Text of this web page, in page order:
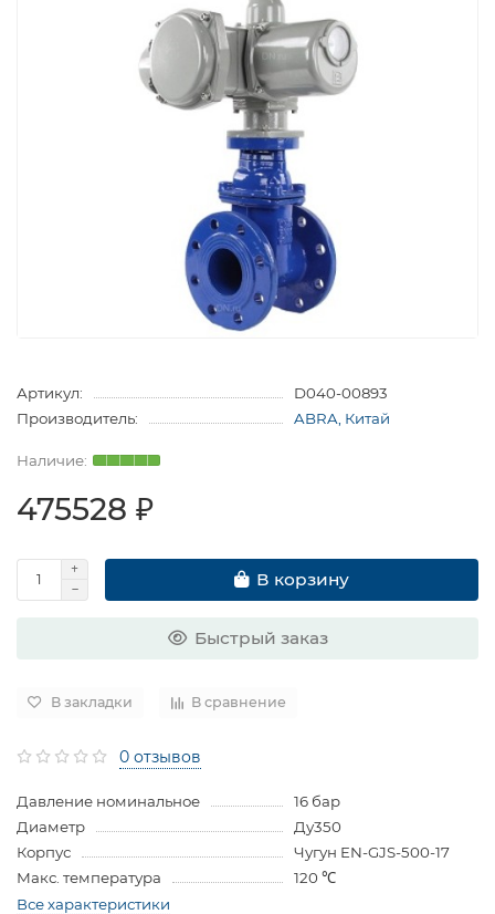
Артикул:
D040-00893
Производитель:
ABRA, Китай
475528 ₽
В корзину
Быстрый заказ
В закладки В сравнение
0 отзывов
Давление номинальное
16 бар
Диаметр
Ду350
Корпус
Чугун EN-GJS-500-17
Макс. температура
120 ℃
Все характеристики